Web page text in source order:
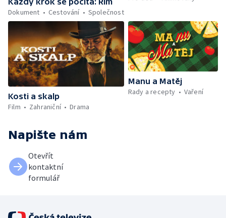
Dokument
Cestování Společnost
Kosti a skalp
Film
Zahraniční Drama
Manu a Matěj
Rady a recepty
Vaření
Napište nám
Otevřít
kontaktní
formulář